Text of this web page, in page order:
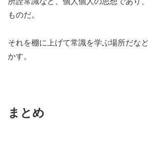
ものだ。
それを棚に上げて常識を学ぶ場所だな
かす。
まとめ